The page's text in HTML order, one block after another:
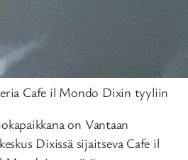
Cafe il Mondo Dixin tyyliin
on Vantaan
Dixissä sijaitseva Cafe il